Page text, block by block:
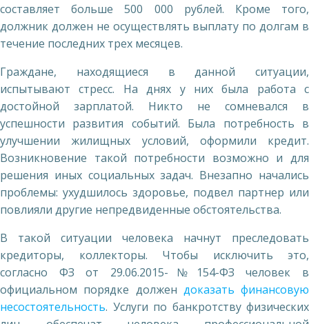
составляет больше 500 000 рублей. Кроме того,
должник должен не осуществлять выплату по долгам в
течение последних трех месяцев.
Граждане, находящиеся в данной ситуации,
испытывают стресс. На днях у них была работа с
достойной зарплатой. Никто не сомневался в
успешности развития событий. Была потребность в
улучшении жилищных условий, оформили кредит.
Возникновение такой потребности возможно и для
решения иных социальных задач. Внезапно начались
проблемы: ухудшилось здоровье, подвел партнер или
повлияли другие непредвиденные обстоятельства.
В такой ситуации человека начнут преследовать
кредиторы, коллекторы. Чтобы исключить это,
согласно ФЗ от 29.06.2015-№154-ФЗ человек в
официальном порядке должен доказать финансовую
несостоятельность. Услуги по банкротству физических